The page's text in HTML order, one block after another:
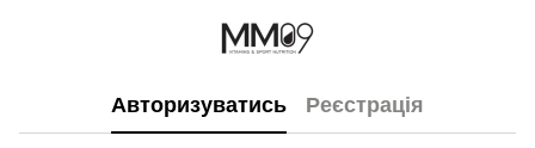
Авторизуватись Реєстрація